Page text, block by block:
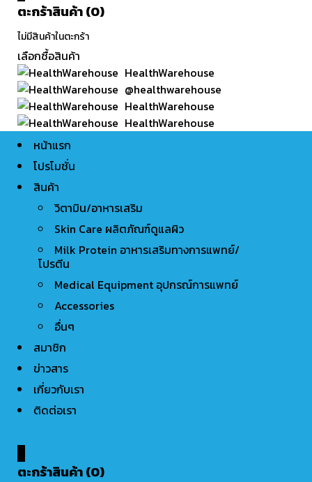
ตะกร้าสินค้า (0)
ไม่มีสินค้าในตะกร้า
เลือกซื้อสินค้า
HealthWarehouse
@healthwarehouse
HealthWarehouse
HealthWarehouse
หน้าแรก
โปรโมชั่น
สินค้า
วิตามิน/อาหารเสริม
Skin Care ผลิตภัณฑ์ดูแลผิว
Milk Protein อาหารเสริมทางการแพทย์/
โปรตีน
Medical Equipment อุปกรณ์การแพทย์
Accessories
อื่นๆ
สมาชิก
ข่าวสาร
เกี่ยวกับเรา
ติดต่อเรา
ตะกร้าสินค้า (0)